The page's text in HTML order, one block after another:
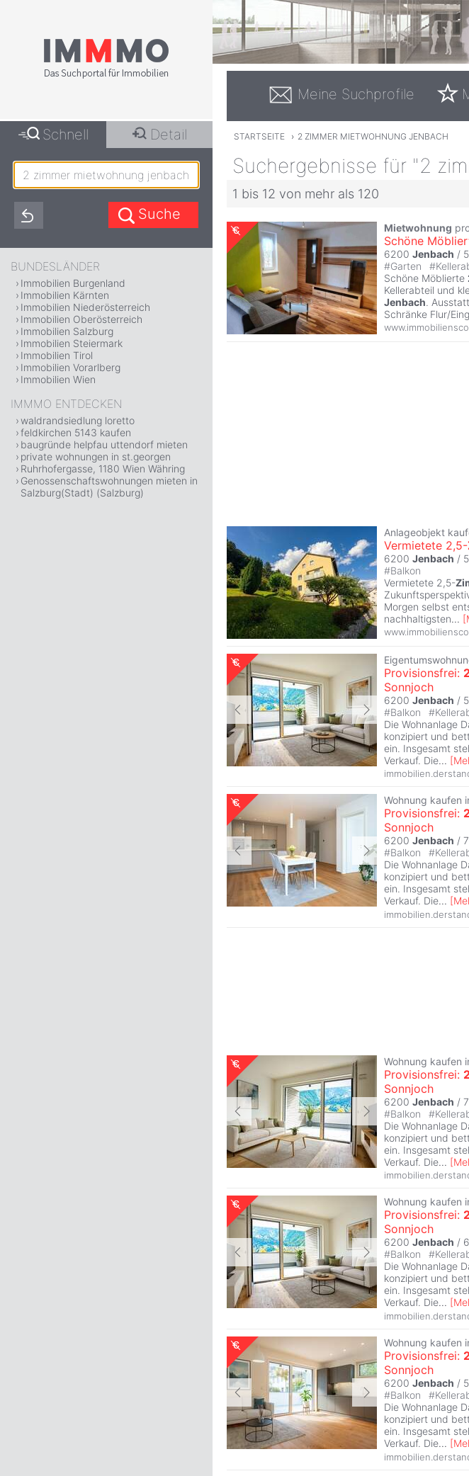
Meine Suchprofile
STARTSEITE › 2 ZIMMER MIETWOHNUNG JENBACH
Suchergebnisse für "2
1 bis 12 von mehr als 120
Mietwohnung
Schöne
6200 Jenbach /
#Garten #
Schöne Möblierte
Kellerabteil und
Jenbach.
Schränke Flur/
Anlageobjekt
Vermietete 2,5-
6200 Jenbach /
#Balkon
Vermietete 2,5-
Morgen selbst
nachhaltigsten... [
Provisionsfrei:
Sonnjoch
6200 Jenbach /
#Balkon #
Die Wohnanlage
konzipiert und
ein. Insgesamt
Verkauf. Die... [
Wohnung kaufen
Provisionsfrei:
Sonnjoch
6200 Jenbach /
#Balkon #
Die Wohnanlage
konzipiert und
ein. Insgesamt
Verkauf. Die... [
Wohnung kaufen
Provisionsfrei:
Sonnjoch
6200 Jenbach /
#Balkon #
Die Wohnanlage
konzipiert und
ein. Insgesamt
Verkauf. Die... [
Wohnung kaufen
Provisionsfrei:
Sonnjoch
6200 Jenbach /
#Balkon #
Die Wohnanlage
konzipiert und
ein. Insgesamt
Verkauf. Die... [
Wohnung kaufen
Provisionsfrei:
Sonnjoch
6200 Jenbach /
#Balkon #
Die Wohnanlage
konzipiert und
ein. Insgesamt
Verkauf. Die... [
Schnell Detail
BUNDESLÄNDER
Immobilien Burgenland
Immobilien Kärnten
Immobilien Niederösterreich
Immobilien Oberösterreich
Immobilien Salzburg
Immobilien Steiermark
Immobilien Tirol
Immobilien Vorarlberg
Immobilien Wien
IMMMO ENTDECKEN
waldrandsiedlung loretto
feldkirchen 5143 kaufen
baugründe helpfau uttendorf mieten
private wohnungen in st.georgen
Ruhrhofergasse, 1180 Wien Währing
Genossenschaftswohnungen mieten in
Salzburg(Stadt) (Salzburg)